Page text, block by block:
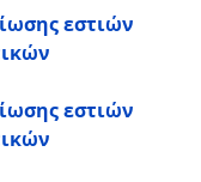
εστιών
εστιών